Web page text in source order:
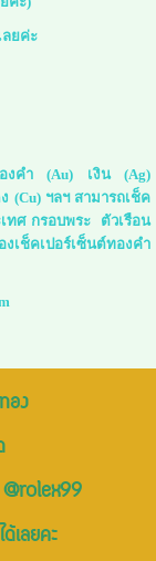
ลยค่ะ
ทองคำ (Au) เงิน (Ag)
(Cu) ฯลฯ สามารถเช็ค
ทศ กรอบพระ ตัวเรือน
เช็คเปอร์เซ็นต์ทองคำ
อง
@rolex99
เลยคะ